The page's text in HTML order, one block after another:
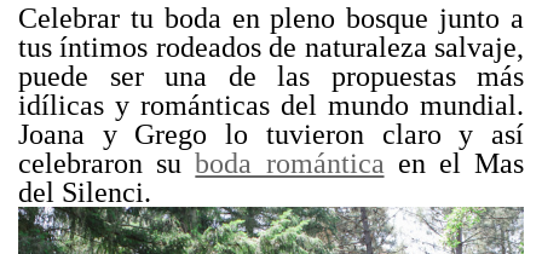
Celebrar tu boda en pleno bosque junto a
tus íntimos rodeados de naturaleza salvaje,
puede ser una de las propuestas más
idílicas y románticas del mundo mundial.
Joana y Grego lo tuvieron claro y así
celebraron suboda romántica en el Mas
del Silenci.